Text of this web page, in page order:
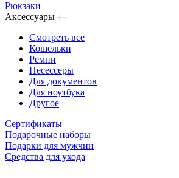
Рюкзаки
Аксессуары
Смотреть все
Кошельки
Ремни
Несессеры
Для документов
Для ноутбука
Другое
Сертификаты
Подарочные наборы
Подарки для мужчин
Средства для ухода